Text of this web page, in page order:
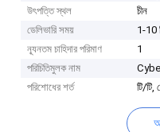
উৎপত্তি স্থল
চীন
ডেলিভারি সময়
1-10
ন্যূনতম চাহিদার পরিমাণ
1
পরিচিতিমুলক নাম
পরিশোধের শর্ত
টি/টি,